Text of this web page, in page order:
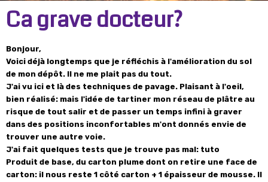
Ca grave docteur?
Bonjour,
Voici déjà longtemps que je réfléchis à l'amélioration du sol
de mon dépôt. Il ne me plait pas du tout.
J'ai vu ici et là des techniques de pavage. Plaisant à l'oeil,
bien réalisé: mais l'idée de tartiner mon réseau de plâtre au
risque de tout salir et de passer un temps infini à graver
dans des positions inconfortables m'ont donnés envie de
trouver une autre voie.
J'ai fait quelques tests que je trouve pas mal: tuto
Produit de base, du carton plume dont on retire une face de
carton: il nous reste 1 côté carton + 1 épaisseur de mousse. Il